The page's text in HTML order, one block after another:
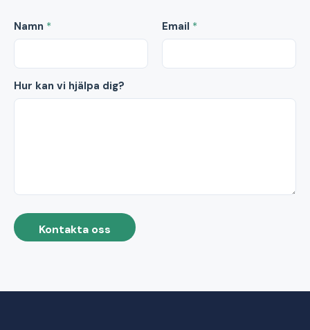
Namn * Email *
Hur kan vi hjälpa dig?
Kontakta oss